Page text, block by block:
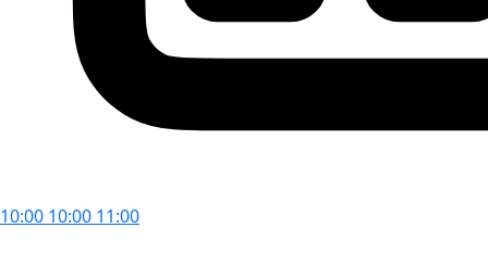
10:00 10:00 11:00